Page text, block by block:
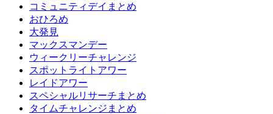
コミュニティデイまとめ
おひろめ
大発見
マックスマンデー
ウィークリーチャレンジ
スポットライトアワー
レイドアワー
スペシャルリサーチまとめ
タイムチャレンジまとめ